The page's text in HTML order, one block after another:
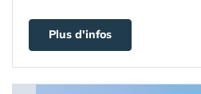
Plus d'infos